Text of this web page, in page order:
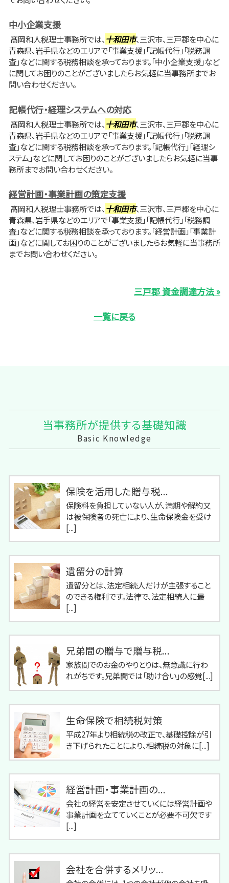
中小企業支援
髙岡和人税理士事務所では、 十和田市、三沢市、三戸郡を中心に
青森県、岩手県などのエリアで「事業支援」「記帳代行」「税務調
査」などに関する税務相談を承っております。「中小企業支援」など
に関してお困りのことがございましたらお気軽に当事務所までお
問い合わせください。
記帳代行・経理システムへの対応
髙岡和人税理士事務所では、 十和田市、三沢市、三戸郡を中心に
青森県、岩手県などのエリアで「事業支援」「記帳代行」「税務調
査」などに関する税務相談を承っております。「記帳代行」「経理シ
ステム」などに関してお困りのことがございましたらお気軽に当事
務所までお問い合わせください。
経営計画・事業計画の策定支援
髙岡和人税理士事務所では、 十和田市、三沢市、三戸郡を中心に
青森県、岩手県などのエリアで「事業支援」「記帳代行」「税務調
査」などに関する税務相談を承っております。「経営計画」「事業計
画」などに関してお困りのことがございましたらお気軽に当事務所
までお問い合わせください。
三戸郡 資金調達方法 »
一覧に戻る
当事務所が提供する基礎知識
Basic Knowledge
保険を活用した贈与税...
保険料を負担していない人が、満期や解約又
は被保険者の死亡により、生命保険金を受け
[...]
遺留分の計算
遺留分とは、法定相続人だけが主張すること
のできる権利です。法律で、法定相続人に最
[...]
兄弟間の贈与で贈与税...
家族間でのお金のやりとりは、無意識に行わ
れがちです。兄弟間では「助け合い」の感覚[...]
生命保険で相続税対策
平成27年より相続税の改正で、基礎控除が引
き下げられたことにより、相続税の対象に[...]
経営計画・事業計画の...
会社の経営を安定させていくには経営計画や
事業計画を立てていくことが必要不可欠です
[...]
会社を合併するメリッ...